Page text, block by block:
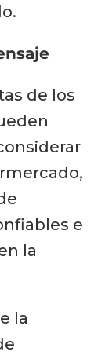
de los
e
la
la